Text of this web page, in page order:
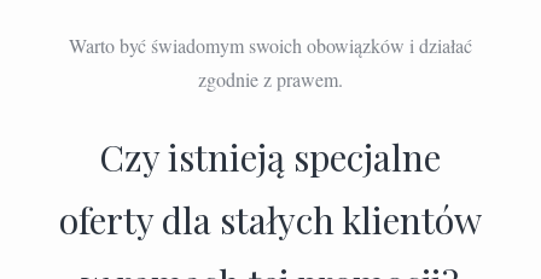
Warto być świadomym swoich obowiązków i działać
zgodnie z prawem.
Czy istnieją specjalne
oferty dla stałych klientów